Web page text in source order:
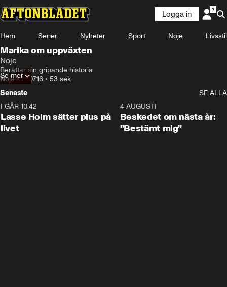
Logga in
Hem Serier Nyheter Sport Nöje Livsstil
Marika om uppväxten
Nöje
Berättar sin gripande historia
Nöje•14.07.16 • 53 sek
Se mer
Senaste
SE ALLA
I GÅR 10:42
Lasse Holm sätter plus på
livet
4 AUGUSTI
Beskedet om nästa år:
”Bestämt mig”